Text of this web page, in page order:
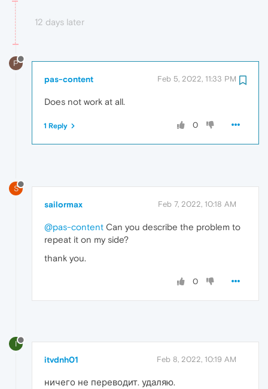
12 days later
P
pas-content Feb 5, 2022, 11:33 PM
Does not work at all.
0
1 Reply
S
sailormax Feb 7, 2022, 10:18 AM
@pas-content Can you describe the problem to
repeat it on my side?
thank you.
0
I
itvdnh01 Feb 8, 2022, 10:19 AM
ничего не переводит. удаляю.